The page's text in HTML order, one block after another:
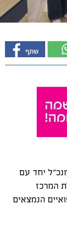
ה - 03.03, סייר המנכ"ל יחד עם
המרכז
הנמצאים